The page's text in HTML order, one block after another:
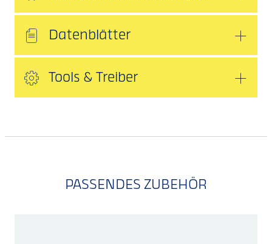
Datenblätter
Tools & Treiber
PASSENDES ZUBEHÖR